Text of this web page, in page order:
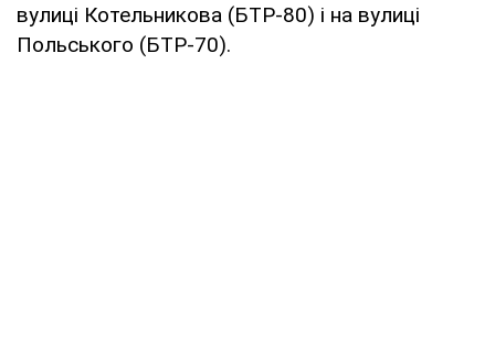
вулиці Котельникова (БТР-80) і на вулиці
Польського (БТР-70).